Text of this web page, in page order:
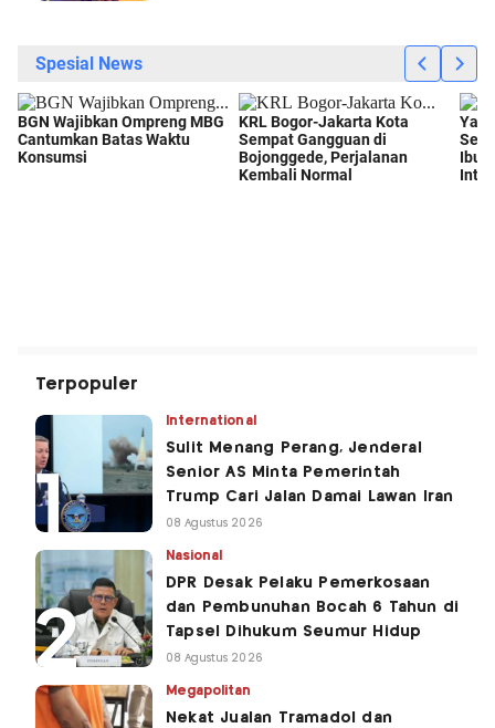
Terpopuler
International
Sulit Menang Perang, Jenderal
Senior AS Minta Pemerintah
Trump Cari Jalan Damai Lawan Iran
08 Agustus 2026
Nasional
DPR Desak Pelaku Pemerkosaan
dan Pembunuhan Bocah 6 Tahun di
Tapsel Dihukum Seumur Hidup
08 Agustus 2026
Megapolitan
Nekat Jualan Tramadol dan